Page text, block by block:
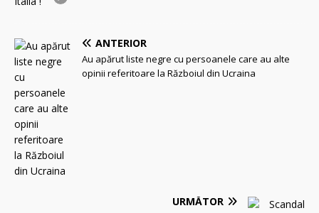
ANTERIOR
Au apărut liste negre cu persoanele care au alte
opinii referitoare la Războiul din Ucraina
URMĂTOR